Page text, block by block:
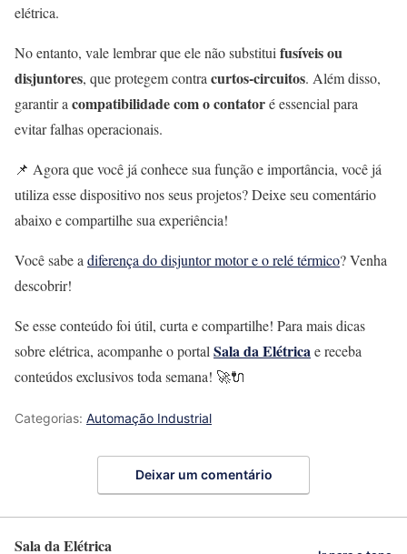
elétrica.
No entanto, vale lembrar que ele não substitui fusíveis ou
disjuntores, que protegem contra curtos-circuitos. Além disso,
garantir a compatibilidade com o contatoré essencial para
evitar falhas operacionais.
📌 Agora que você já conhece sua função e importância, você já
utiliza esse dispositivo nos seus projetos? Deixe seu comentário
abaixo e compartilhe sua experiência!
Você sabe a diferença do disjuntor motor e o relé térmico? Venha
descobrir!
Se esse conteúdo foi útil, curta e compartilhe! Para mais dicas
sobre elétrica, acompanhe o portal Sala da Elétricae receba
conteúdos exclusivos toda semana! 🚀🔌
Categorias: Automação Industrial
Deixar um comentário
Sala da Elétrica